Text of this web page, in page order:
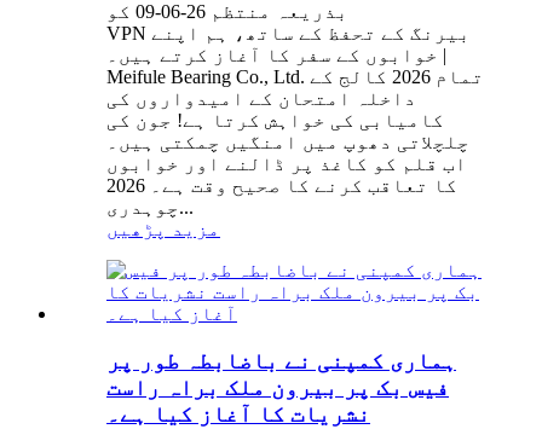
بذریعہ منتظم 26-06-09 کو
VPN بیرنگ کے تحفظ کے ساتھ، ہم اپنے
خوابوں کے سفر کا آغاز کرتے ہیں۔ |
Meifule Bearing Co., Ltd. تمام 2026 کالج کے
داخلہ امتحان کے امیدواروں کی
کامیابی کی خواہش کرتا ہے! جون کی
چلچلاتی دھوپ میں امنگیں چمکتی ہیں۔
اب قلم کو کاغذ پر ڈالنے اور خوابوں
کا تعاقب کرنے کا صحیح وقت ہے۔ 2026
چوہدری...
مزید پڑھیں
ہماری کمپنی نے باضابطہ طور پر
فیس بک پر بیرون ملک براہ راست
نشریات کا آغاز کیا ہے۔